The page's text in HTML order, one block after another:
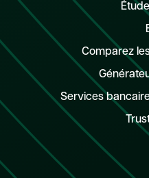
Comparez
Services